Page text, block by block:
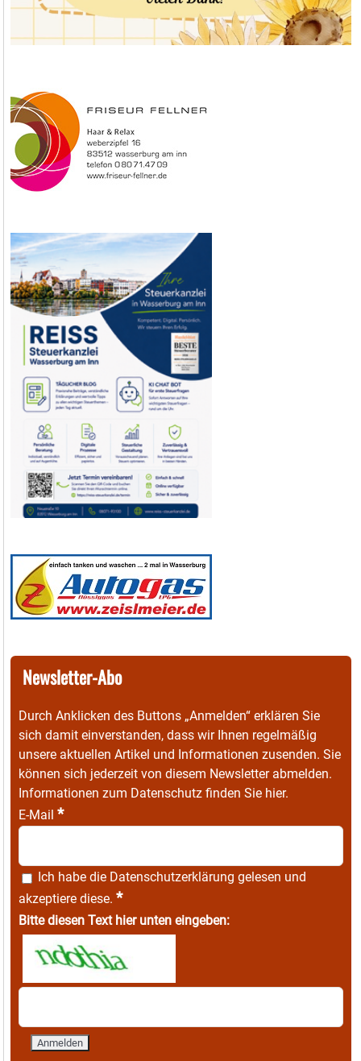
Newsletter-Abo
Durch Anklicken des Buttons „Anmelden“ erklären Sie
sich damit einverstanden, dass wir Ihnen regelmäßig
unsere aktuellen Artikel und Informationen zusenden. Sie
können sich jederzeit von diesem Newsletter abmelden.
Informationen zum Datenschutz finden Sie hier.
E-Mail *
Ich habe die Datenschutzerklärung gelesen und
akzeptiere diese. *
Bitte diesen Text hier unten eingeben: